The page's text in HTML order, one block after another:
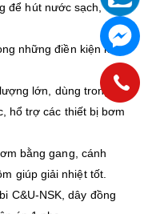
để hút nước sạch, chất
những điền kiện khác
lớn, dùng trong
hổ trợ các thiết bị bơm
bằng gang, cánh
giúp giải nhiệt tốt.
C&U-NSK, dây đồng